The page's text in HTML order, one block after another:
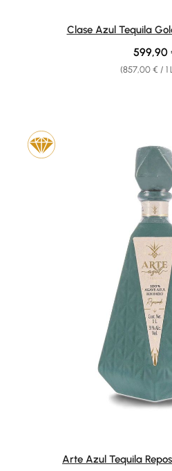
Clase Azul Tequila
(857,00 € / 1
599,90
Arte Azul Tequila